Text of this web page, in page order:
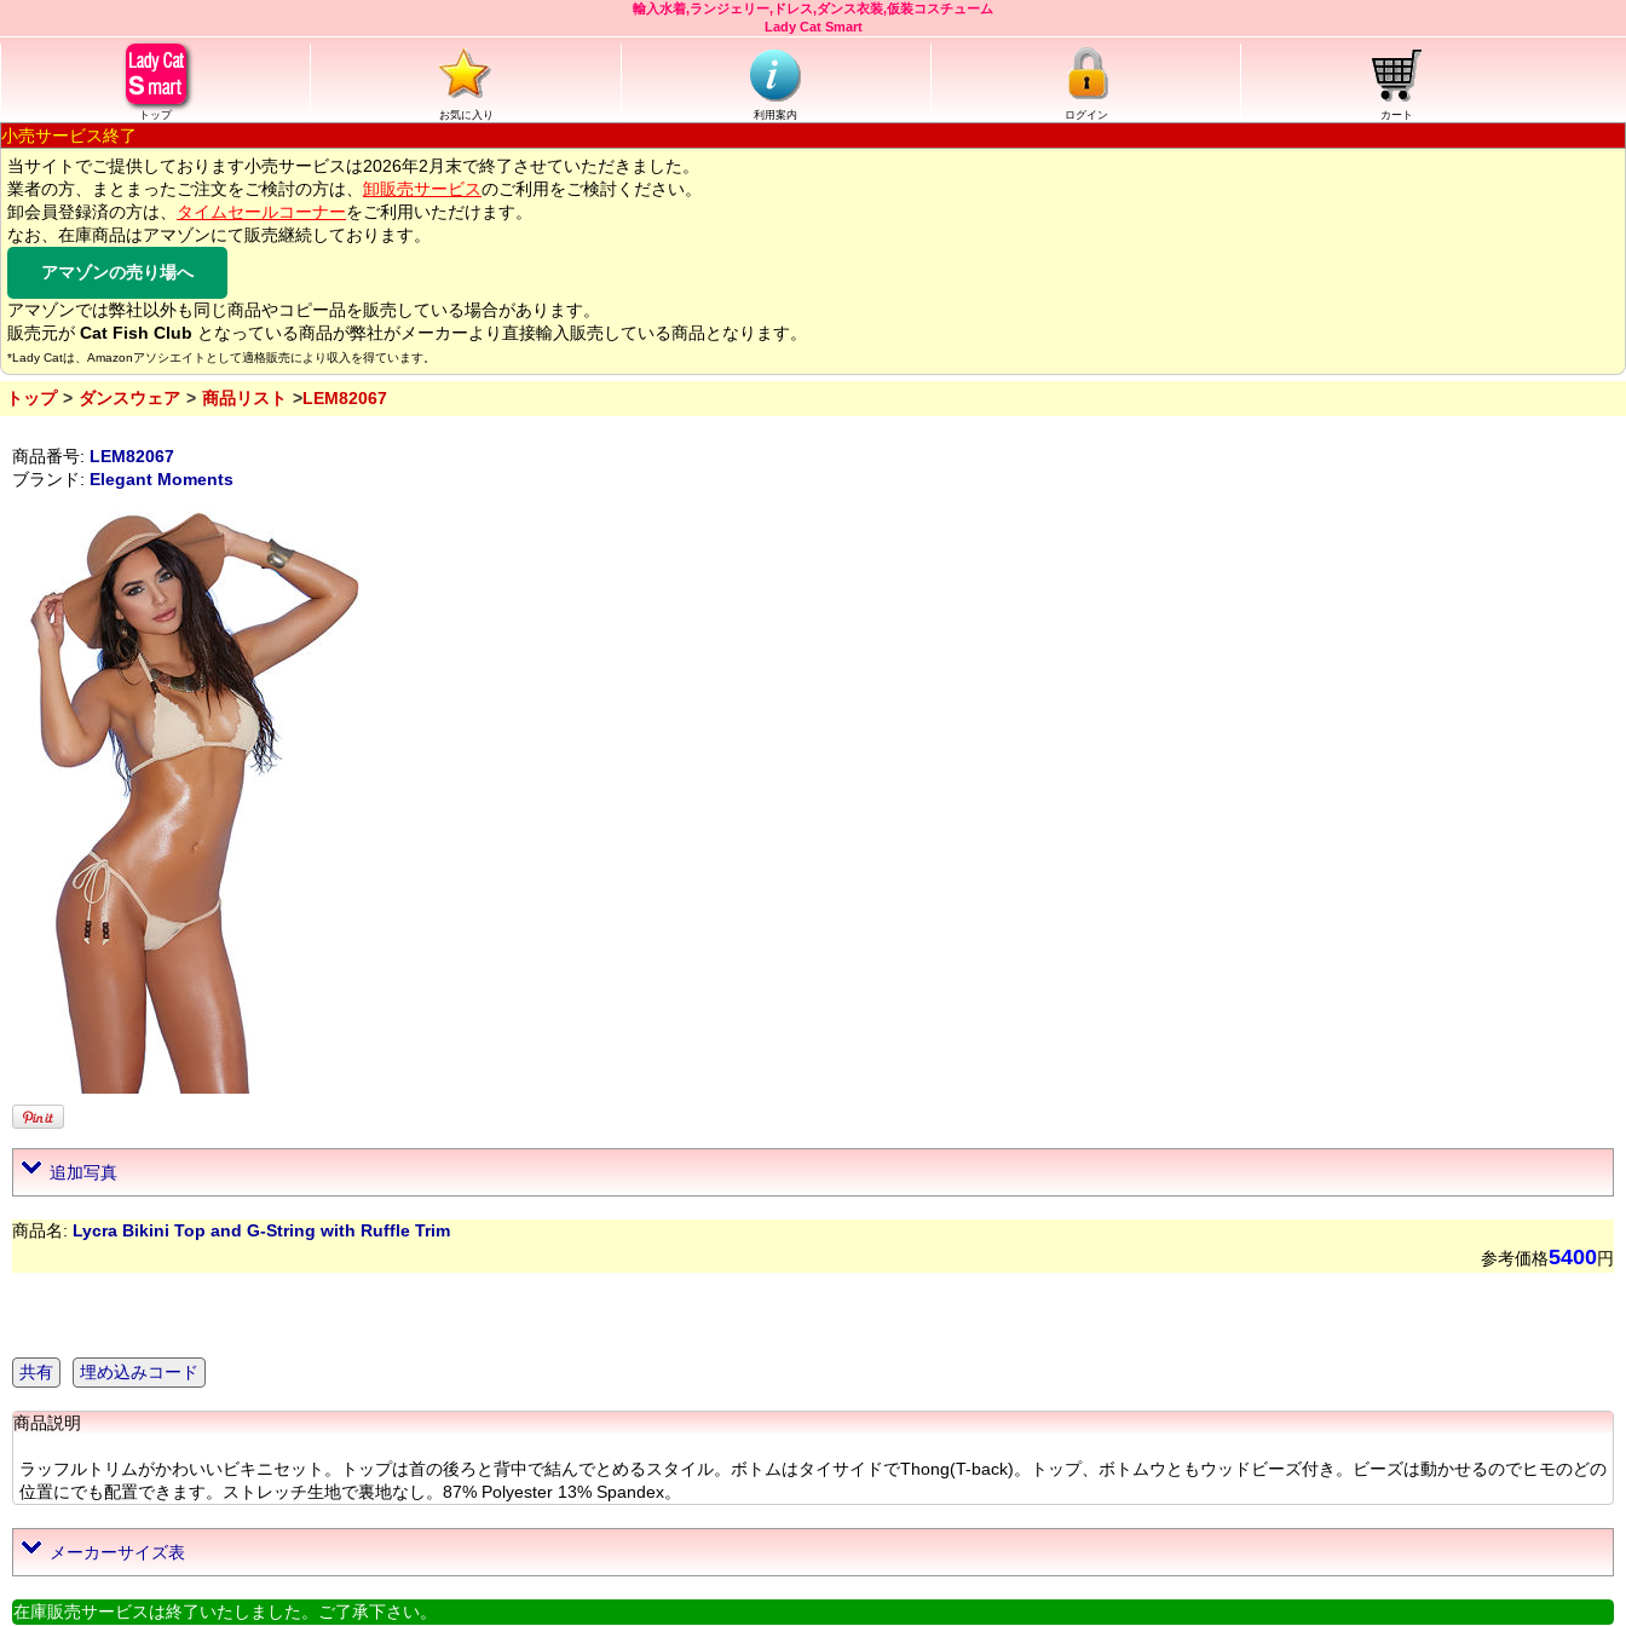
輸入水着,ランジェリー,ドレス,ダンス衣装,仮装コスチューム
Lady Cat Smart
トップ お気に入り 利用案内 ログイン カート
小売サービス終了
当サイトでご提供しております小売サービスは2026年2月末で終了させていただきました。
業者の方、まとまったご注文をご検討の方は、 卸販売サービスのご利用をご検討ください。
卸会員登録済の方は、
タイムセールコーナーをご利用いただけます。
なお、在庫商品はアマゾンにて販売継続しております。
アマゾンの売り場へ
アマゾンでは弊社以外も同じ商品やコピー品を販売している場合があります。
販売元が Cat Fish Club となっている商品が弊社がメーカーより直接輸入販売している商品となります。
*Lady Catは、Amazonアソシエイトとして適格販売により収入を得ています。
トップ ダンスウェア 商品リスト LEM82067
商品番号: LEM82067
ブランド: Elegant Moments
追加写真
商品名: Lycra Bikini Top and G-String with Ruffle Trim
参考価格5400円
共有 埋め込みコード
商品説明
ラッフルトリムがかわいいビキニセット。トップは首の後ろと背中で結んでとめるスタイル。ボトムはタイサイドでThong(T-back)。トップ、ボトムウともウッドビーズ付き。ビーズは動かせるのでヒモのどの
位置にでも配置できます。ストレッチ生地で裏地なし。87% Polyester 13% Spandex。
メーカーサイズ表
在庫販売サービスは終了いたしました。ご了承下さい。